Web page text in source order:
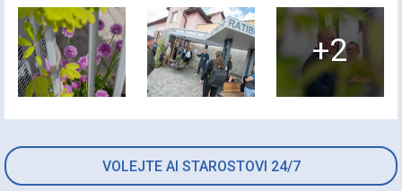
VOLEJTE AI STAROSTOVI 24/7
+2